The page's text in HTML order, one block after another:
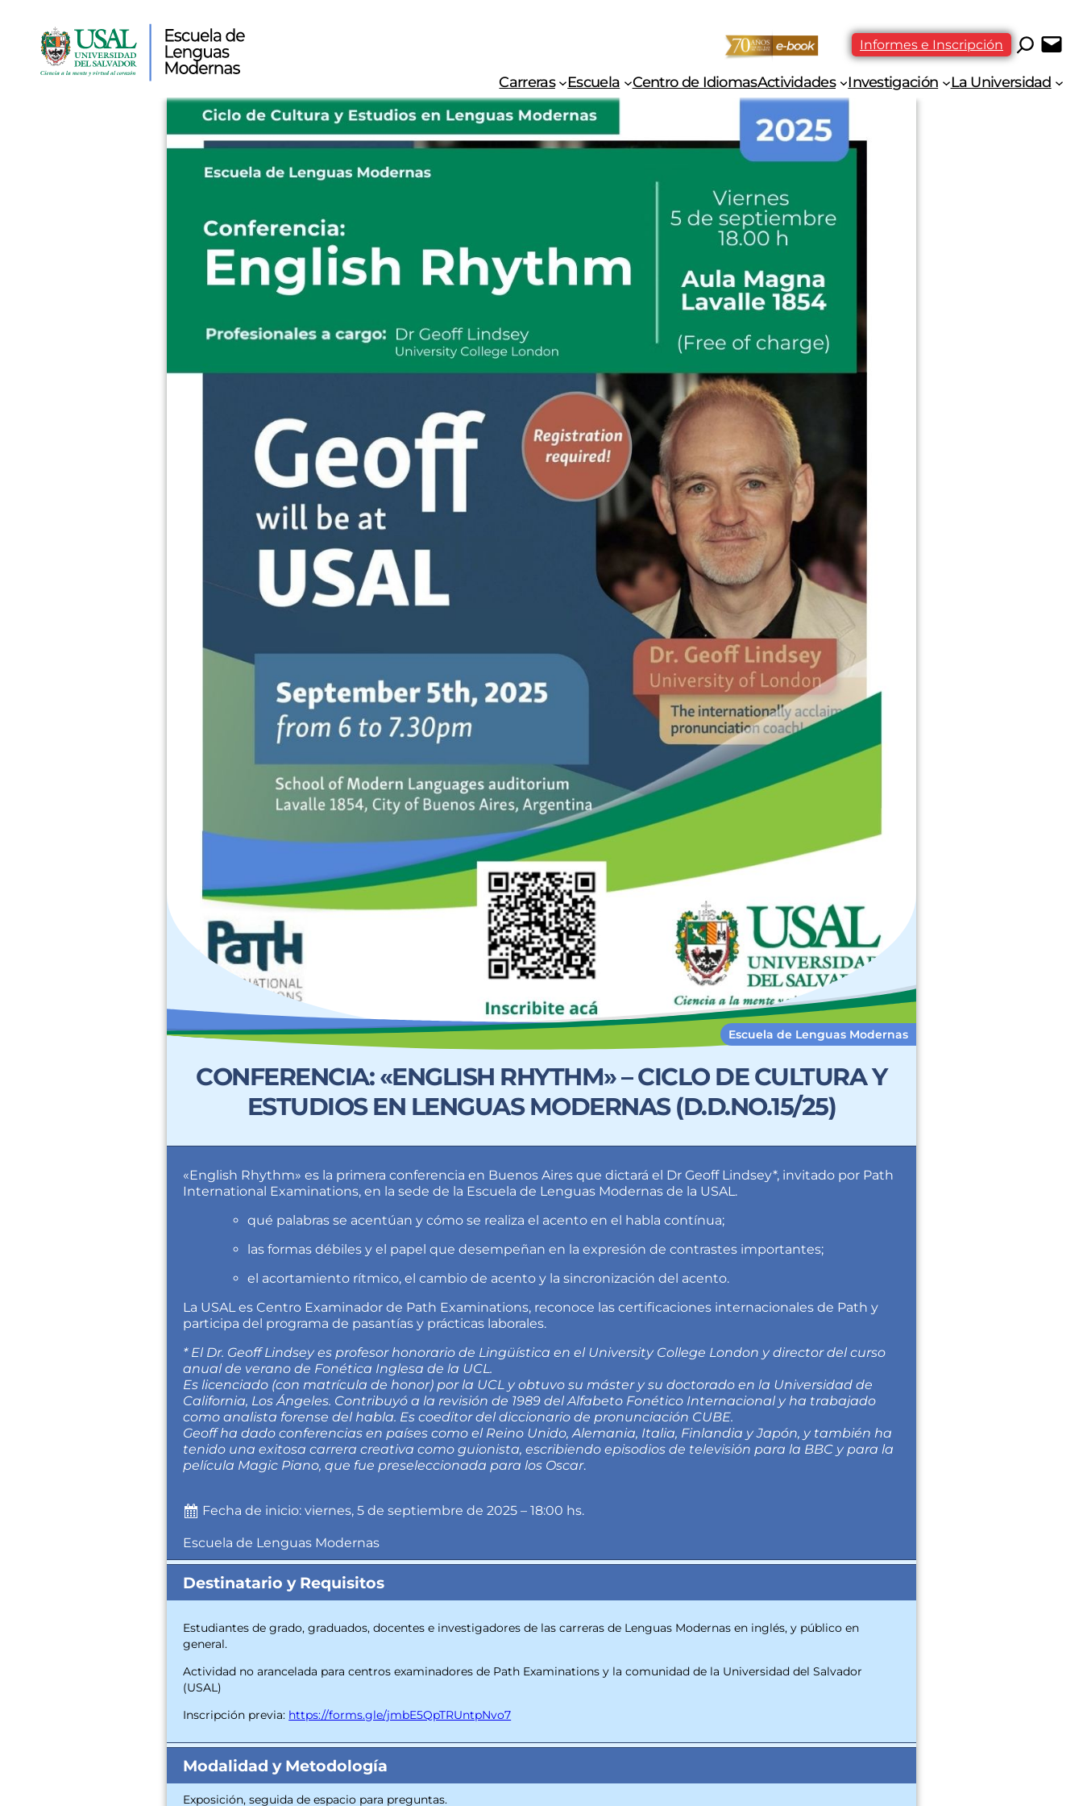
Informes e Inscripción
Carreras Escuela Centro de IdiomasActividades Investigación La Universidad
Escuela de Lenguas Modernas
CONFERENCIA: «ENGLISH RHYTHM» – CICLO DE CULTURA Y
ESTUDIOS EN LENGUAS MODERNAS (D.D.NO.15/25)
«English Rhythm» es la primera conferencia en Buenos Aires que dictará el Dr Geoff Lindsey*, invitado por Path
International Examinations, en la sede de la Escuela de Lenguas Modernas de la USAL.
qué palabras se acentúan y cómo se realiza el acento en el habla contínua;
las formas débiles y el papel que desempeñan en la expresión de contrastes importantes;
el acortamiento rítmico, el cambio de acento y la sincronización del acento.
La USAL es Centro Examinador de Path Examinations, ⁠reconoce las certificaciones internacionales de Path y
⁠participa del programa de pasantías y prácticas laborales.
* El Dr. Geoff Lindsey es profesor honorario de Lingüística en el University College London y director del curso
anual de verano de Fonética Inglesa de la UCL.
Es licenciado (con matrícula de honor) por la UCL y obtuvo su máster y su doctorado en la Universidad de
California, Los Ángeles. Contribuyó a la revisión de 1989 del Alfabeto Fonético Internacional y ha trabajado
como analista forense del habla. Es coeditor del diccionario de pronunciación CUBE.
Geoff ha dado conferencias en países como el Reino Unido, Alemania, Italia, Finlandia y Japón, y también ha
tenido una exitosa carrera creativa como guionista, escribiendo episodios de televisión para la BBC y para la
película Magic Piano, que fue preseleccionada para los Oscar.
Fecha de inicio: viernes, 5 de septiembre de 2025 – 18:00 hs.
Escuela de Lenguas Modernas
Destinatario y Requisitos
Estudiantes de grado, graduados, docentes e investigadores de las carreras de Lenguas Modernas en inglés, y público en
general.
Actividad no arancelada para centros examinadores de Path Examinations y la comunidad de la Universidad del Salvador
(USAL)
Inscripción previa: https://forms.gle/jmbE5QpTRUntpNvo7
Modalidad y Metodología
Exposición, seguida de espacio para preguntas.